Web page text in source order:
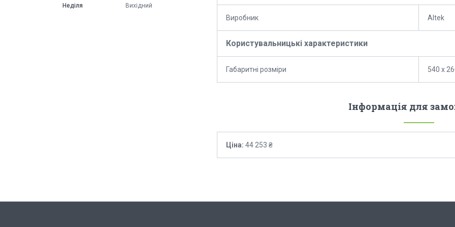
Виробник Altek
Користувальницькі характеристики
Габаритні розміри 540 x
Інформація для
Ціна: 44 253 ₴
Неділя Вихідний